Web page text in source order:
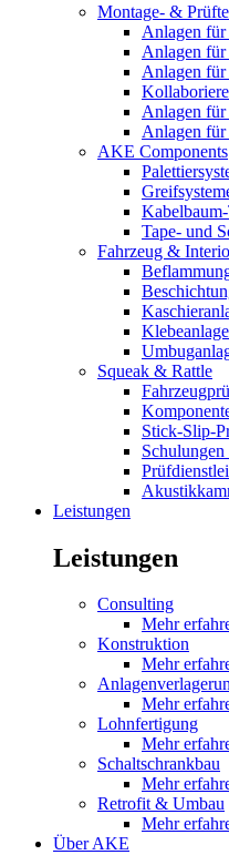
Montage- &
Anlagen für
Anlagen für
Anlagen
Anlagen
Anlagen
AKE Components
Tape- und
Fahrzeug &
Squeak & Rattle
Stick-Slip-
Leistungen
Leistungen
Consulting
Mehr
Konstruktion
Mehr
Mehr
Lohnfertigung
Mehr
Schaltschrankbau
Mehr
Retrofit & Umbau
Mehr
Über AKE